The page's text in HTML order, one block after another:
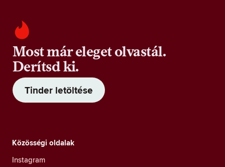
Most már eleget olvastál.
Derítsd ki.
Tinder letöltése
Közösségi oldalak
Instagram